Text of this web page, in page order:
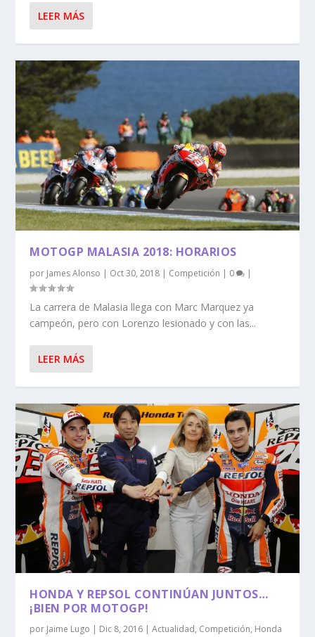
LEER MÁS
MOTOGP MALASIA 2018: HORARIOS
por James Alonso | Oct 30, 2018 | Competición | 0 |
La carrera de Malasia llega con Marc Marquez ya
campeón, pero con Lorenzo lesionado y con las...
LEER MÁS
HONDA Y REPSOL CONTINÚAN JUNTOS…
¡BIEN POR MOTOGP!
por Jaime Lugo | Dic 8, 2016 |Actualidad, Competición, Honda